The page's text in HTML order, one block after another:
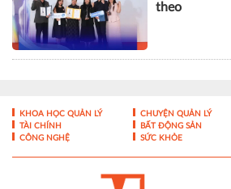
theo
KHOA HỌC QUẢN LÝ CHUYỆN QUẢN LÝ
TÀI CHÍNH
BẤT ĐỘNG SẢN
CÔNG NGHỆ
SỨC KHỎE